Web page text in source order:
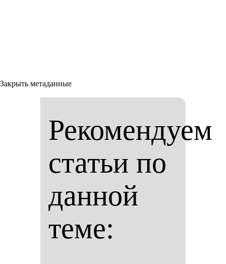
Закрыть метаданные
Рекомендуем
статьи по
данной
теме: